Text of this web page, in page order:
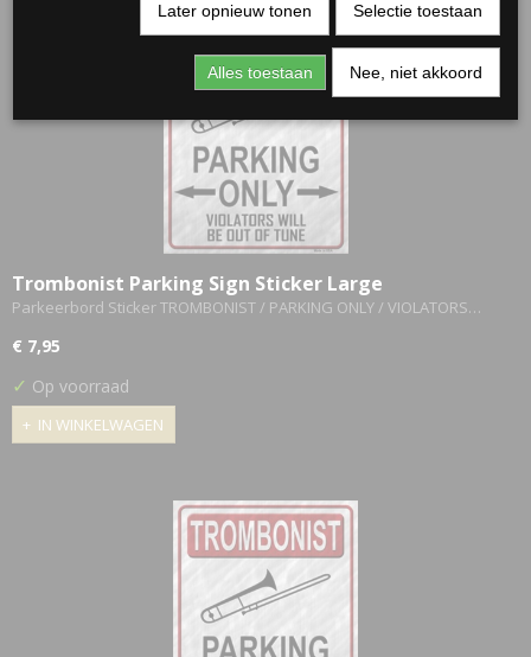
Trombonist Parking Sign Sticker Large
Parkeerbord Sticker TROMBONIST / PARKING ONLY / VIOLATORS…
€ 7,95
✓ Op voorraad
IN WINKELWAGEN
Later opnieuw tonen Selectie toestaan
Alles toestaan Nee, niet akkoord